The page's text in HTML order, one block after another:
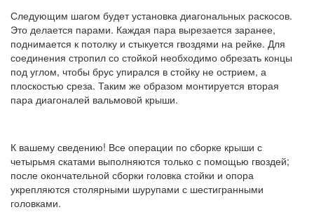
Следующим шагом будет установка диагональных раскосов.
Это делается парами. Каждая пара вырезается заранее,
поднимается к потолку и стыкуется гвоздями на рейке. Для
соединения стропил со стойкой необходимо обрезать концы
под углом, чтобы брус упирался в стойку не острием, а
плоскостью среза. Таким же образом монтируется вторая
пара диагоналей вальмовой крыши.
К вашему сведению! Все операции по сборке крыши с
четырьмя скатами выполняются только с помощью гвоздей;
после окончательной сборки головка стойки и опора
укрепляются столярными шурупами с шестигранными
головками.